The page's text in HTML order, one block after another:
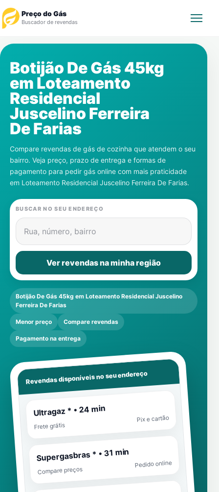
Preço do Gás
Buscador de revendas
Revendedor
Notícias
Cadastre-se
Gás
Contatos
Botijão De Gás 45kg
em Loteamento
Residencial
Juscelino Ferreira
De Farias
Compare revendas de gás de cozinha que atendem o seu
bairro. Veja preço, prazo de entrega e formas de
pagamento para pedir gás online com mais praticidade
em Loteamento Residencial Juscelino Ferreira De Farias.
BUSCAR NO SEU ENDEREÇO
Rua, número, bairro
Ver revendas na minha região
Botijão De Gás 45kg em Loteamento Residencial Juscelino
Ferreira De Farias
Menor preço Compare revendas
Pagamento na entrega
Revendas disponíveis no seu endereço
Ultragaz * • 24 min
Frete grátis
Pix e cartão
Supergasbras * • 31 min
Compare preços
Pedido online